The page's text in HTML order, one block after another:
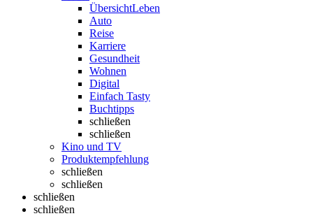
ÜbersichtLeben
Auto
Reise
Karriere
Gesundheit
Wohnen
Digital
Einfach Tasty
Buchtipps
schließen
schließen
Kino und TV
Produktempfehlung
schließen
schließen
schließen
schließen